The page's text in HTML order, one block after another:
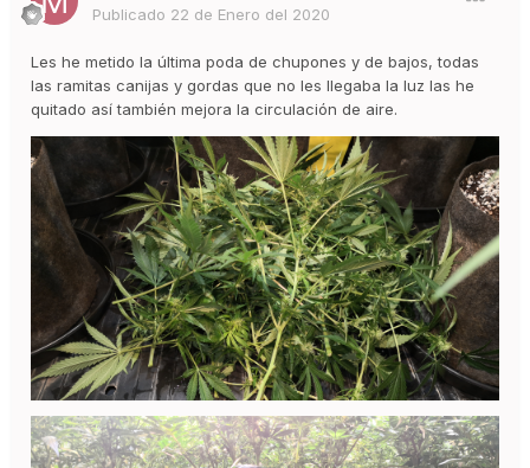
Publicado 22 de Enero del 2020
Les he metido la última poda de chupones y de bajos, todas
las ramitas canijas y gordas que no les llegaba la luz las he
quitado así también mejora la circulación de aire.